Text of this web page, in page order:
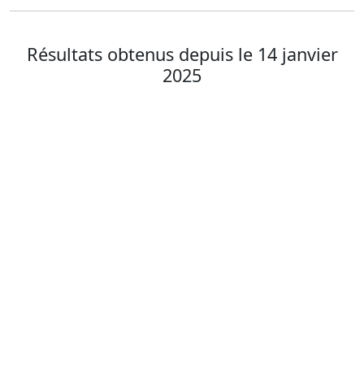
Résultats obtenus depuis le 14 janvier
2025